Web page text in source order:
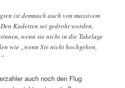
ist demnach auch von massivem
Kadetten sei gedroht worden,
wenn sie nicht in die Takelage
wie „wenn Sie nicht hochgehen,
auch noch den Flug